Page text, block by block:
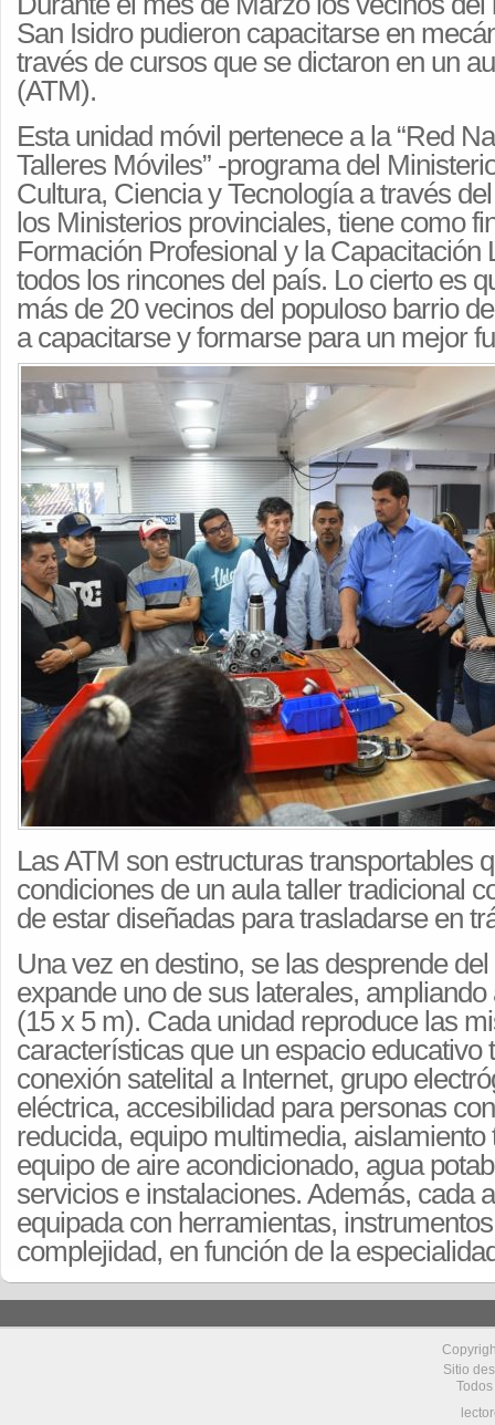
San Isidro pudieron capacitarse en
través de cursos que se dictaron en un
(ATM).
Esta unidad móvil pertenece a la “Red
Talleres Móviles” -programa del
Cultura, Ciencia y Tecnología a través
los Ministerios provinciales, tiene como
Formación Profesional y la Capacitación
todos los rincones del país. Lo cierto es
más de 20 vecinos del populoso barrio
a capacitarse y formarse para un mejor
Las ATM son estructuras transportables
condiciones de un aula taller tradicional
de estar diseñadas para trasladarse en
Una vez en destino, se las desprende
expande uno de sus laterales,
(15 x 5 m). Cada unidad reproduce las
características que un espacio educativo
conexión satelital a Internet, grupo
eléctrica, accesibilidad para personas
reducida, equipo multimedia,
equipo de aire acondicionado, agua
servicios e instalaciones. Además, cada
equipada con herramientas,
complejidad, en función de la
Sitio